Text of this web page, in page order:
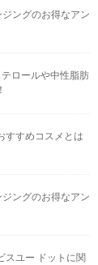
ングのお得なアン
ロールや中性脂肪
すすめコスメとは
ングのお得なアン
スユー ドットに関